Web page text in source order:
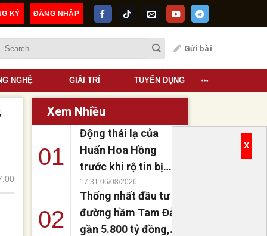
X
KÝ ĐĂNG NHẬP
Quảng Cáo Gửi bài
NGHỆ GIẢI TRÍ TUYỂN DỤNG
Xem Nhiều
01
Động thái lạ của
Huấn Hoa Hồng
trước khi rộ tin bị
bắt, thực hư thế
nào?
17:31 06/08/2026
02
Thống nhất đầu tư
đường hầm Tam Đảo
gần 5.800 tỷ đồng,